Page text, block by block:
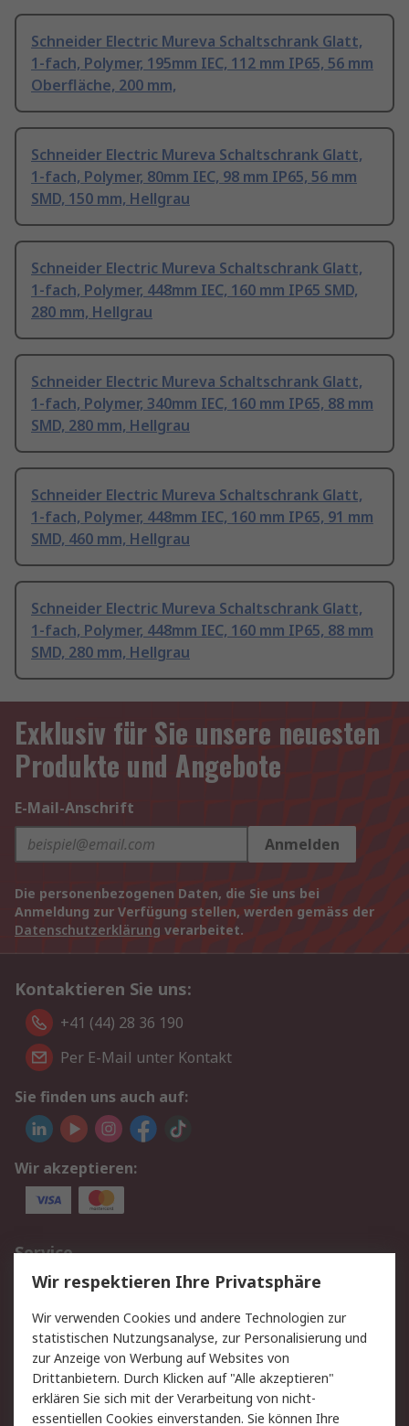
Schneider Electric Mureva Schaltschrank Glatt,
1-fach, Polymer, 195mm IEC, 112 mm IP65, 56 mm
Oberfläche, 200 mm,
Schneider Electric Mureva Schaltschrank Glatt,
1-fach, Polymer, 80mm IEC, 98 mm IP65, 56 mm
SMD, 150 mm, Hellgrau
Schneider Electric Mureva Schaltschrank Glatt,
1-fach, Polymer, 448mm IEC, 160 mm IP65 SMD,
280 mm, Hellgrau
Schneider Electric Mureva Schaltschrank Glatt,
1-fach, Polymer, 340mm IEC, 160 mm IP65, 88 mm
SMD, 280 mm, Hellgrau
Schneider Electric Mureva Schaltschrank Glatt,
1-fach, Polymer, 448mm IEC, 160 mm IP65, 91 mm
SMD, 460 mm, Hellgrau
Schneider Electric Mureva Schaltschrank Glatt,
1-fach, Polymer, 448mm IEC, 160 mm IP65, 88 mm
SMD, 280 mm, Hellgrau
Exklusiv für Sie unsere neuesten
Produkte und Angebote
E-Mail-Anschrift
Anmelden
Die personenbezogenen Daten, die Sie uns bei
Anmeldung zur Verfügung stellen, werden gemäss der
Datenschutzerklärung verarbeitet.
Kontaktieren Sie uns:
+41 (44) 28 36 190
Per E-Mail unter Kontakt
Sie finden uns auch auf:
Wir akzeptieren:
Service
Value Added Services
Lieferlösungen
Rücksendungen
Kontakt
Hilfe
Rechtliches
AGB Datenschutz
Wir respektieren Ihre Privatsphäre
Wir verwenden Cookies und andere Technologien zur
statistischen Nutzungsanalyse, zur Personalisierung und
zur Anzeige von Werbung auf Websites von
Drittanbietern. Durch Klicken auf "Alle akzeptieren"
erklären Sie sich mit der Verarbeitung von nicht-
essentiellen Cookies einverstanden. Sie können Ihre